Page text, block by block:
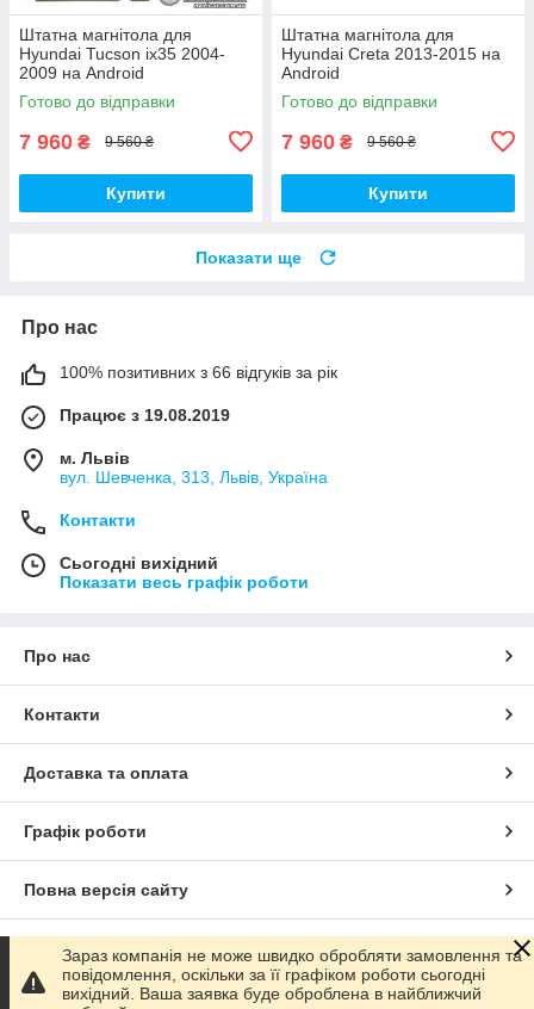
Штатна магнітола для
Hyundai Tucson ix35 2004-
2009 на Android
Готово до відправки
7 960 ₴ 9 560 ₴
Купити
Штатна магнітола для
Hyundai Creta 2013-2015 на
Android
Готово до відправки
7 960 ₴ 9 560 ₴
Купити
Показати ще
Про нас
100% позитивних з 66 відгуків за рік
Працює з 19.08.2019
м. Львів
вул. Шевченка, 313, Львів, Україна
Контакти
Сьогодні вихідний
Показати весь графік роботи
Про нас
Контакти
Доставка та оплата
Графік роботи
Повна версія сайту
Сайт створено на маркетплейсі Prom.ua
Зараз компанія не може швидко обробляти замовлення та
повідомлення, оскільки за її графіком роботи сьогодні
вихідний. Ваша заявка буде оброблена в найближчий